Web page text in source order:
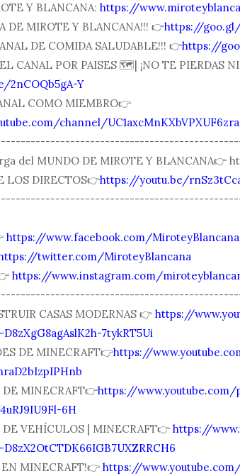
Y BLANCANA:https://
DE MIROTE Y BLANCANA!!! 👉https://goo.gl/
DE COMIDA SALUDABLE!!! 👉https://
CANAL POR PAISES 🗺| ¡NO TE PIERDAS
2nCOQb5gA-Y
COMO MIEMBRO👉
channel/
del MUNDO DE MIROTE Y BLANCANA👉
LOS DIRECTOS👉https://youtu.be/
https://www.facebook.com/MiroteyBlancana
twitter.com/MiroteyBlancana
https://www.instagram.com/
CASAS MODERNAS 👉https://
7tykRT5Ui
DE MINECRAFT👉https://
DE MINECRAFT👉https://www.youtube.com/
6H
DE VEHÍCULOS | MINECRAFT👉https://
EN MINECRAFT!👉https://